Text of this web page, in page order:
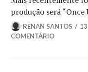
produção será
RENAN SANTOS
COMENTÁRIO